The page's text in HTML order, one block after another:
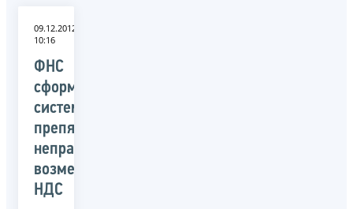
09.12.2012
10:16
ФНС
сформирует
систему,
препятствующую
неправомерному
возмещению
НДС